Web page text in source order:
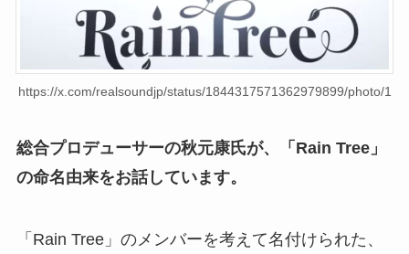
https://x.com/realsoundjp/status/1844317571362979899/photo/1
総合プロデューサーの秋元康氏が、「Rain Tree」
の命名由来をお話しています。
「Rain Tree」のメンバーを考えて名付けられた、